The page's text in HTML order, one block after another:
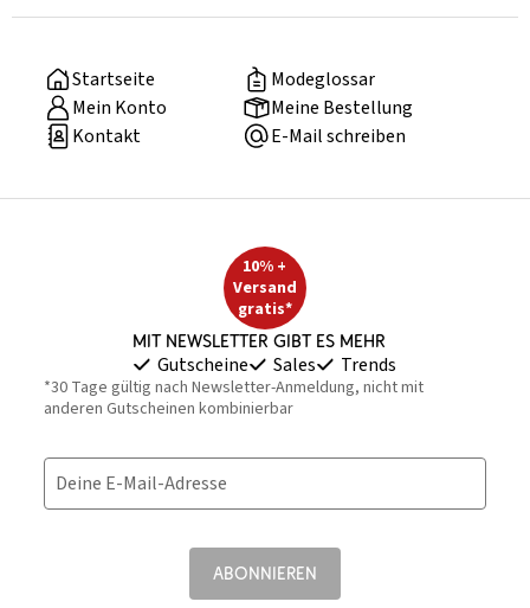
Startseite
Modeglossar
Mein Konto
Meine Bestellung
Kontakt
E-Mail schreiben
10% +
Versand
gratis*
Mit Newsletter gibt es mehr
Gutscheine Sales Trends
*30 Tage gültig nach Newsletter-Anmeldung, nicht mit
anderen Gutscheinen kombinierbar
Deine E-Mail-Adresse
ABONNIEREN